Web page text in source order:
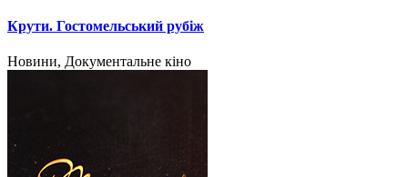
Крути. Гостомельський рубіж
Новини, Документальне кіно